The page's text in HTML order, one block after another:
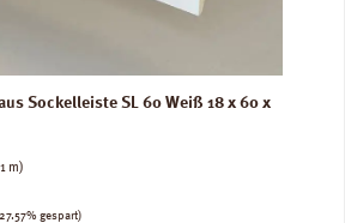
Sockelleiste SL 60 Weiß 18 x 60 x
m)
Preis:
gespart)